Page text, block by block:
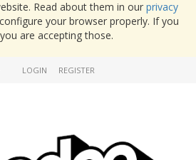
Read about them in our privacy
your browser properly. If you
are accepting those.
LOGIN REGISTER